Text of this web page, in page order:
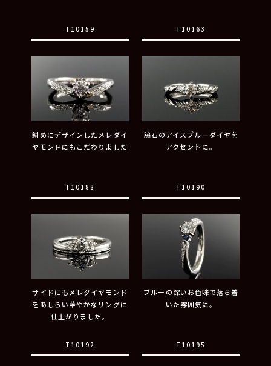
T10159 T10163
斜めにデザインしたメレダイ
ヤモンドにもこだわりました
T10188
脇石のアイスブルーダイヤを
アクセントに。
T10190
サイドにもメレダイヤモンド
をあしらい華やかなリングに
仕上がりました。
T10192
ブルーの深いお色味で落ち着
いた雰囲気に。
T10195